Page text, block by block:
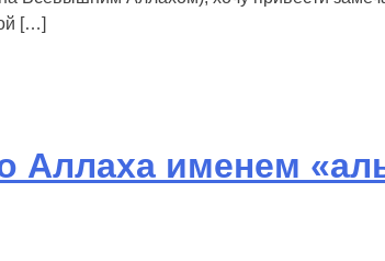
[…]
именем